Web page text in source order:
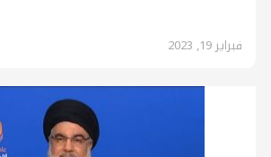
فبراير 19, 2023